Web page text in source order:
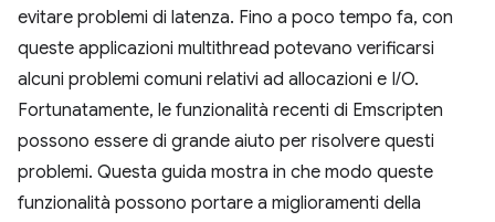
evitare problemi di latenza. Fino a poco tempo fa, con
queste applicazioni multithread potevano verificarsi
alcuni problemi comuni relativi ad allocazioni e I/O.
Fortunatamente, le funzionalità recenti di Emscripten
possono essere di grande aiuto per risolvere questi
problemi. Questa guida mostra in che modo queste
funzionalità possono portare a miglioramenti della